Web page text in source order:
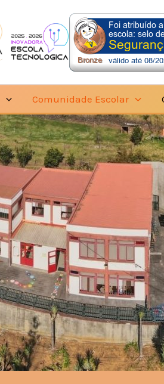
Comunidade Escolar